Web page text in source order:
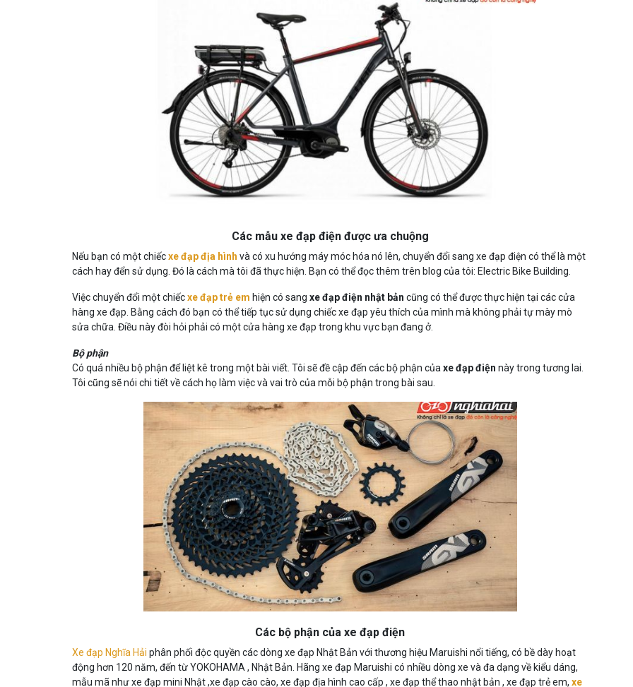
Các mẫu xe đạp điện được ưa chuộng
Nếu bạn có một chiếcxe đạp địa hình và có xu hướng máy móc hóa nó lên, chuyển đổi sang xe đạp điện có thể là một
cách hay đển sử dụng. Đó là cách mà tôi đã thực hiện. Bạn có thể đọc thêm trên blog của tôi: Electric Bike Building.
Việc chuyển đổi một chiếcxe đạp trẻ em hiện có sang xe đạp điện nhật bản cũng có thể được thực hiện tại các cửa
hàng xe đạp. Bằng cách đó bạn có thể tiếp tục sử dụng chiếc xe đạp yêu thích của mình mà không phải tự mày mò
sửa chữa. Điều này đòi hỏi phải có một cửa hàng xe đạp trong khu vực bạn đang ở.
Bộ phận
Có quá nhiều bộ phận để liệt kê trong một bài viết. Tôi sẽ đề cập đến các bộ phận của xe đạp điện này trong tương lai.
Tôi cũng sẽ nói chi tiết về cách họ làm việc và vai trò của mỗi bộ phận trong bài sau.
Các bộ phận của xe đạp điện
Xe đạp Nghĩa Hải phân phối độc quyền các dòng xe đạp Nhật Bản với thương hiệu Maruishi nổi tiếng, có bề dày hoạt
động hơn 120 năm, đến từ YOKOHAMA , Nhật Bản. Hãng xe đạp Maruishi có nhiều dòng xe và đa dạng về kiểu dáng,
mẫu mã như xe đạp mini Nhật ,xe đạp cào cào, xe đạp địa hình cao cấp , xe đạp thể thao nhật bản , xe đạp trẻ em, xe